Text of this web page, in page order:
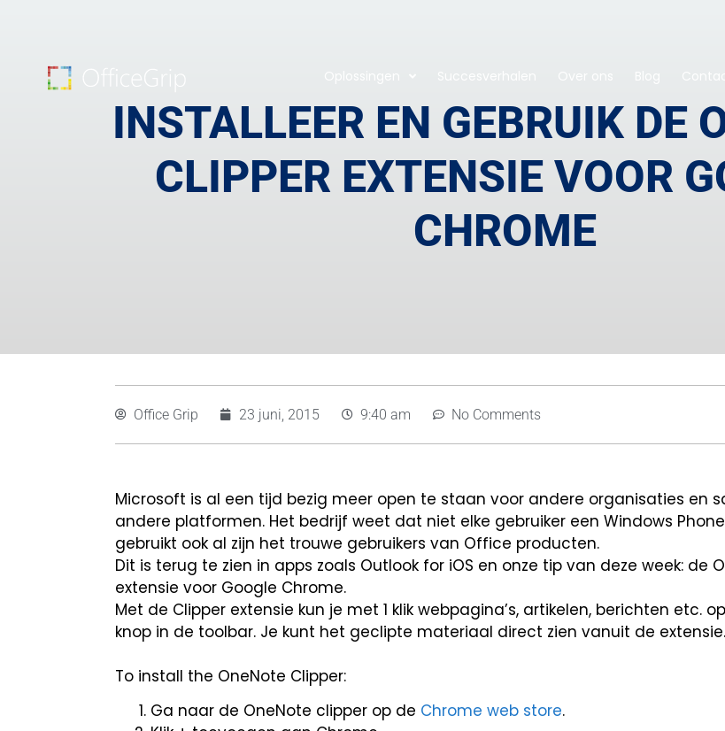
INSTALLEER EN GEBRUIK DE
CLIPPER EXTENSIE VOOR
CHROME
Office Grip 23 juni, 2015 9:40 am No Comments
Microsoft is al een tijd bezig meer open te staan voor andere organisaties en
andere platformen. Het bedrijf weet dat niet elke gebruiker een Windows
gebruikt ook al zijn het trouwe gebruikers van Office producten.
Dit is terug te zien in apps zoals Outlook for iOS en onze tip van deze week: de
extensie voor Google Chrome.
Met de Clipper extensie kun je met 1 klik webpagina’s, artikelen, berichten etc.
knop in de toolbar. Je kunt het geclipte materiaal direct zien vanuit de extensie.
To install the OneNote Clipper:
Ga naar de OneNote clipper op de Chrome web store.